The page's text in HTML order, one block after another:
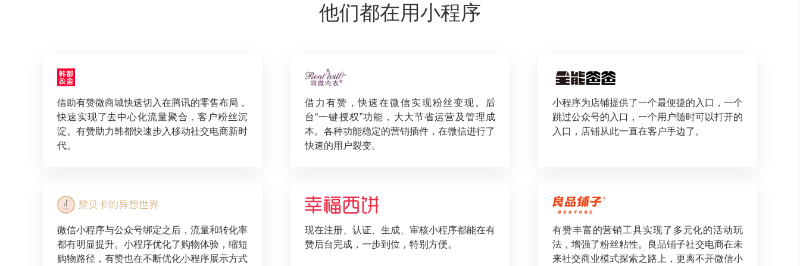
他们都在用小程序
借助有赞微商城快速切入在腾讯的零售布局，
快速实现了去中心化流量聚合，客户粉丝沉
淀。有赞助力韩都快速步入移动社交电商新时
代。
借力有赞，快速在微信实现粉丝变现。后
台“一键授权”功能，大大节省运营及管理成
本。各种功能稳定的营销插件，在微信进行了
快速的用户裂变。
小程序为店铺提供了一个最便捷的入口，一个
跳过公众号的入口，一个用户随时可以打开的
入口，店铺从此一直在客户手边了。
微信小程序与公众号绑定之后，流量和转化率
都有明显提升。小程序优化了购物体验，缩短
购物路径，有赞也在不断优化小程序展示方式
现在注册、认证、生成、审核小程序都能在有
赞后台完成，一步到位，特别方便。
有赞丰富的营销工具实现了多元化的活动玩
法，增强了粉丝粘性。良品铺子社交电商在未
来社交商业模式探索之路上，更离不开微信小